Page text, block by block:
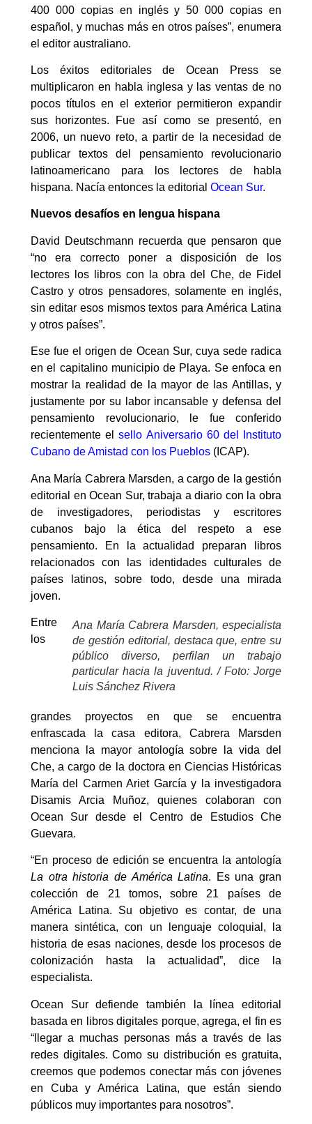
400 000 copias en inglés y 50 000 copias en
español, y muchas más en otros países”, enumera
el editor australiano.
Los éxitos editoriales de Ocean Press se
multiplicaron en habla inglesa y las ventas de no
pocos títulos en el exterior permitieron expandir
sus horizontes. Fue así como se presentó, en
2006, un nuevo reto, a partir de la necesidad de
publicar textos del pensamiento revolucionario
latinoamericano para los lectores de habla
hispana. Nacía entonces la editorial Ocean Sur.
Nuevos desafíos en lengua hispana
David Deutschmann recuerda que pensaron que
“no era correcto poner a disposición de los
lectores los libros con la obra del Che, de Fidel
Castro y otros pensadores, solamente en inglés,
sin editar esos mismos textos para América Latina
y otros países”.
Ese fue el origen de Ocean Sur, cuya sede radica
en el capitalino municipio de Playa. Se enfoca en
mostrar la realidad de la mayor de las Antillas, y
justamente por su labor incansable y defensa del
pensamiento revolucionario, le fue conferido
recientemente el
sello Aniversario 60 del Instituto
Cubano de Amistad con los Pueblos (ICAP).
Ana María Cabrera Marsden, a cargo de la gestión
editorial en Ocean Sur, trabaja a diario con la obra
de investigadores, periodistas y escritores
cubanos bajo la ética del respeto a ese
pensamiento. En la actualidad preparan libros
relacionados con las identidades culturales de
países latinos, sobre todo, desde una mirada
joven.
Ana María Cabrera Marsden, especialista
de gestión editorial, destaca que, entre su
público diverso, perfilan un trabajo
particular hacia la juventud. / Foto: Jorge
Luis Sánchez Rivera
Entre
los
grandes proyectos en que se encuentra
enfrascada la casa editora, Cabrera Marsden
menciona la mayor antología sobre la vida del
Che, a cargo de la doctora en Ciencias Históricas
María del Carmen Ariet García y la investigadora
Disamis Arcia Muñoz, quienes colaboran con
Ocean Sur desde el Centro de Estudios Che
Guevara.
“En proceso de edición se encuentra la antología
La otra historia de América Latina. Es una gran
colección de 21 tomos, sobre 21 países de
América Latina. Su objetivo es contar, de una
manera sintética, con un lenguaje coloquial, la
historia de esas naciones, desde los procesos de
colonización hasta la actualidad”, dice la
especialista.
Ocean Sur defiende también la línea editorial
basada en libros digitales porque, agrega, el fin es
“llegar a muchas personas más a través de las
redes digitales. Como su distribución es gratuita,
creemos que podemos conectar más con jóvenes
en Cuba y América Latina, que están siendo
públicos muy importantes para nosotros”.